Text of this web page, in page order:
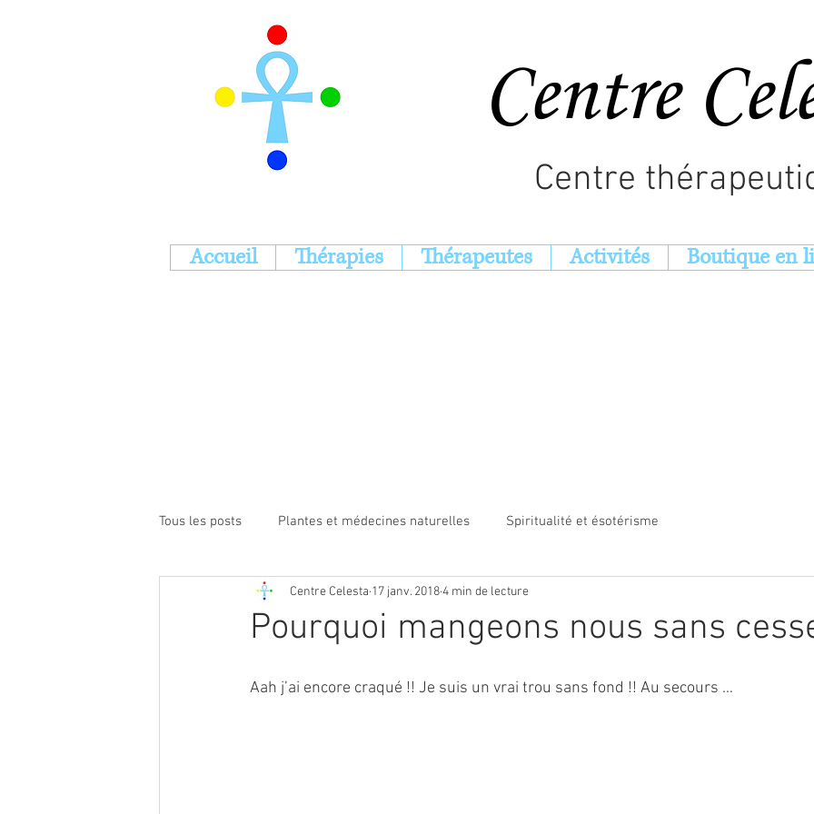
Centre
Centre
Accueil Thérapies Thérapeutes Activités Boutique en
Tous les posts Plantes et médecines naturelles Spiritualité et ésotérisme
Pourquoi mangeons nous sans
Centre Celesta 17 janv. 20184 min de lecture
Aah j’ai encore craqué !! Je suis un vrai trou sans fond !! Au secours …